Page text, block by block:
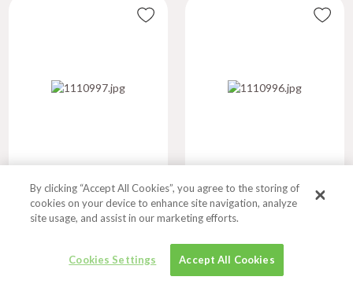
ESTUDO DE
VOCABULÁRIO
MANUAL PRÁTICO
DE EDUCAÇÃ...
By clicking “Accept All Cookies”, you agree to the storing of
cookies on your device to enhance site navigation, analyze
site usage, and assist in our marketing efforts.
Cookies Settings Accept All Cookies